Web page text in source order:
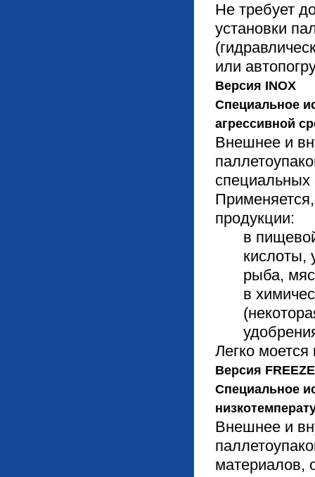
Не требует
установки
или
Версия INOX
Специальное
агрессивной
Внешнее и
специальных
продукции:
в
кислоты,
рыба,
в
Легко моется
Версия
Специальное
Внешнее и
материалов,